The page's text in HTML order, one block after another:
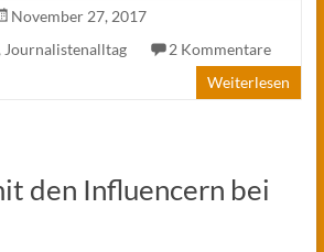
November 27, 2017
Journalistenalltag
2 Kommentare
Weiterlesen
den Influencern bei